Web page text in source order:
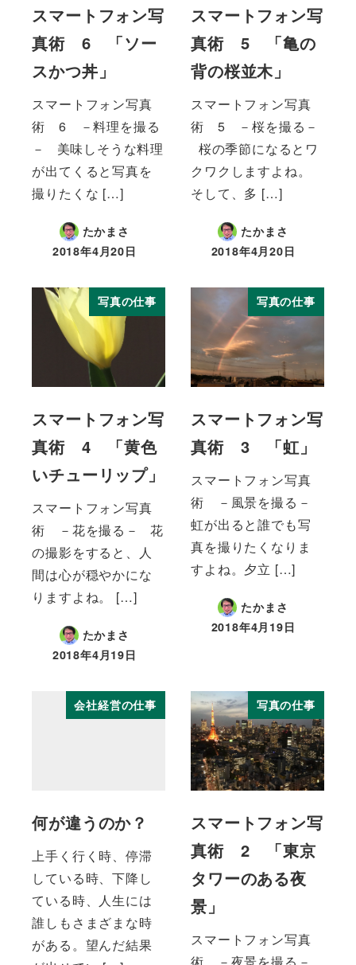
スマートフォン写
真術 6 「ソー
スかつ丼」
スマートフォン写真
術 6 －料理を撮る
－ 美味しそうな料理
が出てくると写真を
撮りたくな […]
たかまさ
投稿日
2018年4月20日
スマートフォン写
真術 5 「亀の
背の桜並木」
スマートフォン写真
術 5 －桜を撮る－
桜の季節になるとワ
クワクしますよね。
そして、多 […]
たかまさ
投稿日
2018年4月20日
写真の仕事
スマートフォン写
真術 4 「黄色
いチューリップ」
スマートフォン写真
術 －花を撮る－ 花
の撮影をすると、人
間は心が穏やかにな
りますよね。 […]
たかまさ
投稿日
2018年4月19日
写真の仕事
スマートフォン写
真術 3 「虹」
スマートフォン写真
術 －風景を撮る－
虹が出ると誰でも写
真を撮りたくなりま
すよね。夕立 […]
たかまさ
投稿日
2018年4月19日
会社経営の仕事
何が違うのか？
上手く行く時、停滞
している時、下降し
ている時、人生には
誰しもさまざまな時
がある。望んだ結果
写真の仕事
スマートフォン写
真術 2 「東京
タワーのある夜
景」
スマートフォン写真
術 －夜景を撮る－